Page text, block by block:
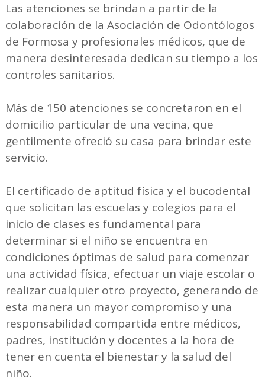
Las atenciones se brindan a partir de la
colaboración de la Asociación de Odontólogos
de Formosa y profesionales médicos, que de
manera desinteresada dedican su tiempo a los
controles sanitarios.
Más de 150 atenciones se concretaron en el
domicilio particular de una vecina, que
gentilmente ofreció su casa para brindar este
servicio.
El certificado de aptitud física y el bucodental
que solicitan las escuelas y colegios para el
inicio de clases es fundamental para
determinar si el niño se encuentra en
condiciones óptimas de salud para comenzar
una actividad física, efectuar un viaje escolar o
realizar cualquier otro proyecto, generando de
esta manera un mayor compromiso y una
responsabilidad compartida entre médicos,
padres, institución y docentes a la hora de
tener en cuenta el bienestar y la salud del
niño.